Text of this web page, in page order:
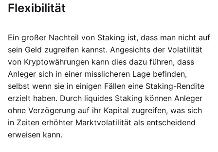
Flexibilität
Ein großer Nachteil von Staking ist, dass man nicht auf
sein Geld zugreifen kannst. Angesichts der Volatilität
von Kryptowährungen kann dies dazu führen, dass
Anleger sich in einer misslicheren Lage befinden,
selbst wenn sie in einigen Fällen eine Staking-Rendite
erzielt haben. Durch liquides Staking können Anleger
ohne Verzögerung auf ihr Kapital zugreifen, was sich
in Zeiten erhöhter Marktvolatilität als entscheidend
erweisen kann.